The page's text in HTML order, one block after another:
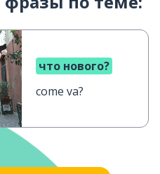
что нового?
come va?